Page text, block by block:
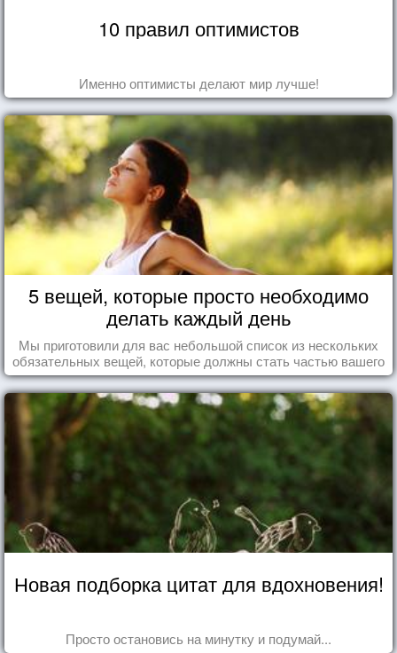
10 правил оптимистов
Именно оптимисты делают мир лучше!
5 вещей, которые просто необходимо
делать каждый день
Мы приготовили для вас небольшой список из нескольких
обязательных вещей, которые должны стать частью вашего
дня.
Новая подборка цитат для вдохновения!
Просто остановись на минутку и подумай...